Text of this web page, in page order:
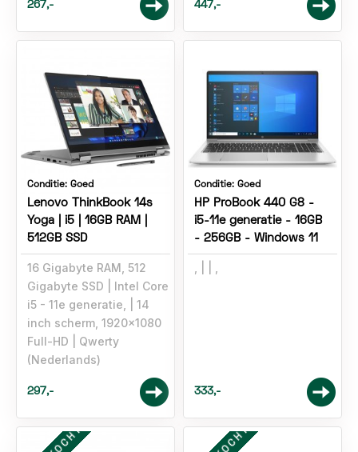
267,- 447,-
Conditie: Goed
Lenovo ThinkBook 14s
Yoga | i5 | 16GB RAM |
512GB SSD
16 Gigabyte RAM, 512
Gigabyte SSD
Intel Core
i5 - 11e generatie,
14
inch scherm, 1920x1080
Full-HD
Qwerty
(Nederlands)
297,-
Conditie:Goed
HP ProBook 440 G8 -
i5-11e generatie - 16GB
- 256GB - Windows 11
333,-